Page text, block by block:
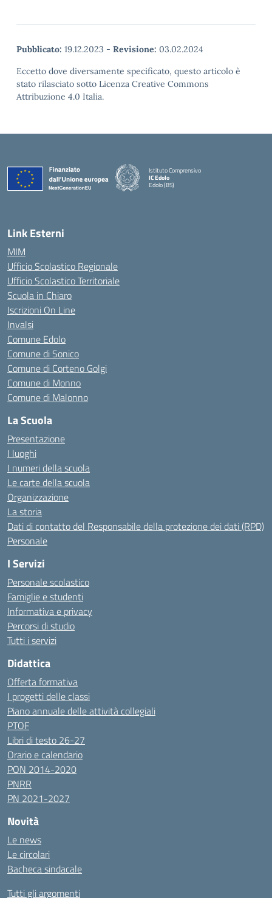
Pubblicato: 19.12.2023 - Revisione: 03.02.2024
Eccetto dove diversamente specificato, questo articolo è
stato rilasciato sotto Licenza Creative Commons
Attribuzione 4.0 Italia.
Istituto Comprensivo
IC Edolo
Edolo (BS)
Link Esterni
MIM
Ufficio Scolastico Regionale
Ufficio Scolastico Territoriale
Scuola in Chiaro
Iscrizioni On Line
Invalsi
Comune Edolo
Comune di Sonico
Comune di Corteno Golgi
Comune di Monno
Comune di Malonno
La Scuola
Presentazione
I luoghi
I numeri della scuola
Le carte della scuola
Organizzazione
La storia
Dati di contatto del Responsabile della protezione dei dati (RPD)
Personale
I Servizi
Personale scolastico
Famiglie e studenti
Informativa e privacy
Percorsi di studio
Tutti i servizi
Didattica
Offerta formativa
I progetti delle classi
Piano annuale delle attività collegiali
PTOF
Libri di testo 26-27
Orario e calendario
PON 2014-2020
PNRR
PN 2021-2027
Novità
Le news
Le circolari
Bacheca sindacale
Tutti gli argomenti